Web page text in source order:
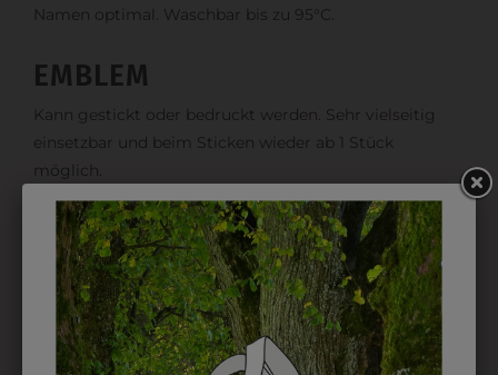
Namen optimal. Waschbar bis zu 95°C.
EMBLEM
Kann gestickt oder bedruckt werden. Sehr vielseitig
einsetzbar und beim Sticken wieder ab 1 Stück
möglich.
DRUCK
Perfekt für große Logos und für kleine Details, jedoch
kostet jede Farbe extra und ist erst ab 12 Stück
möglich. Waschbar bis zu 60°C.